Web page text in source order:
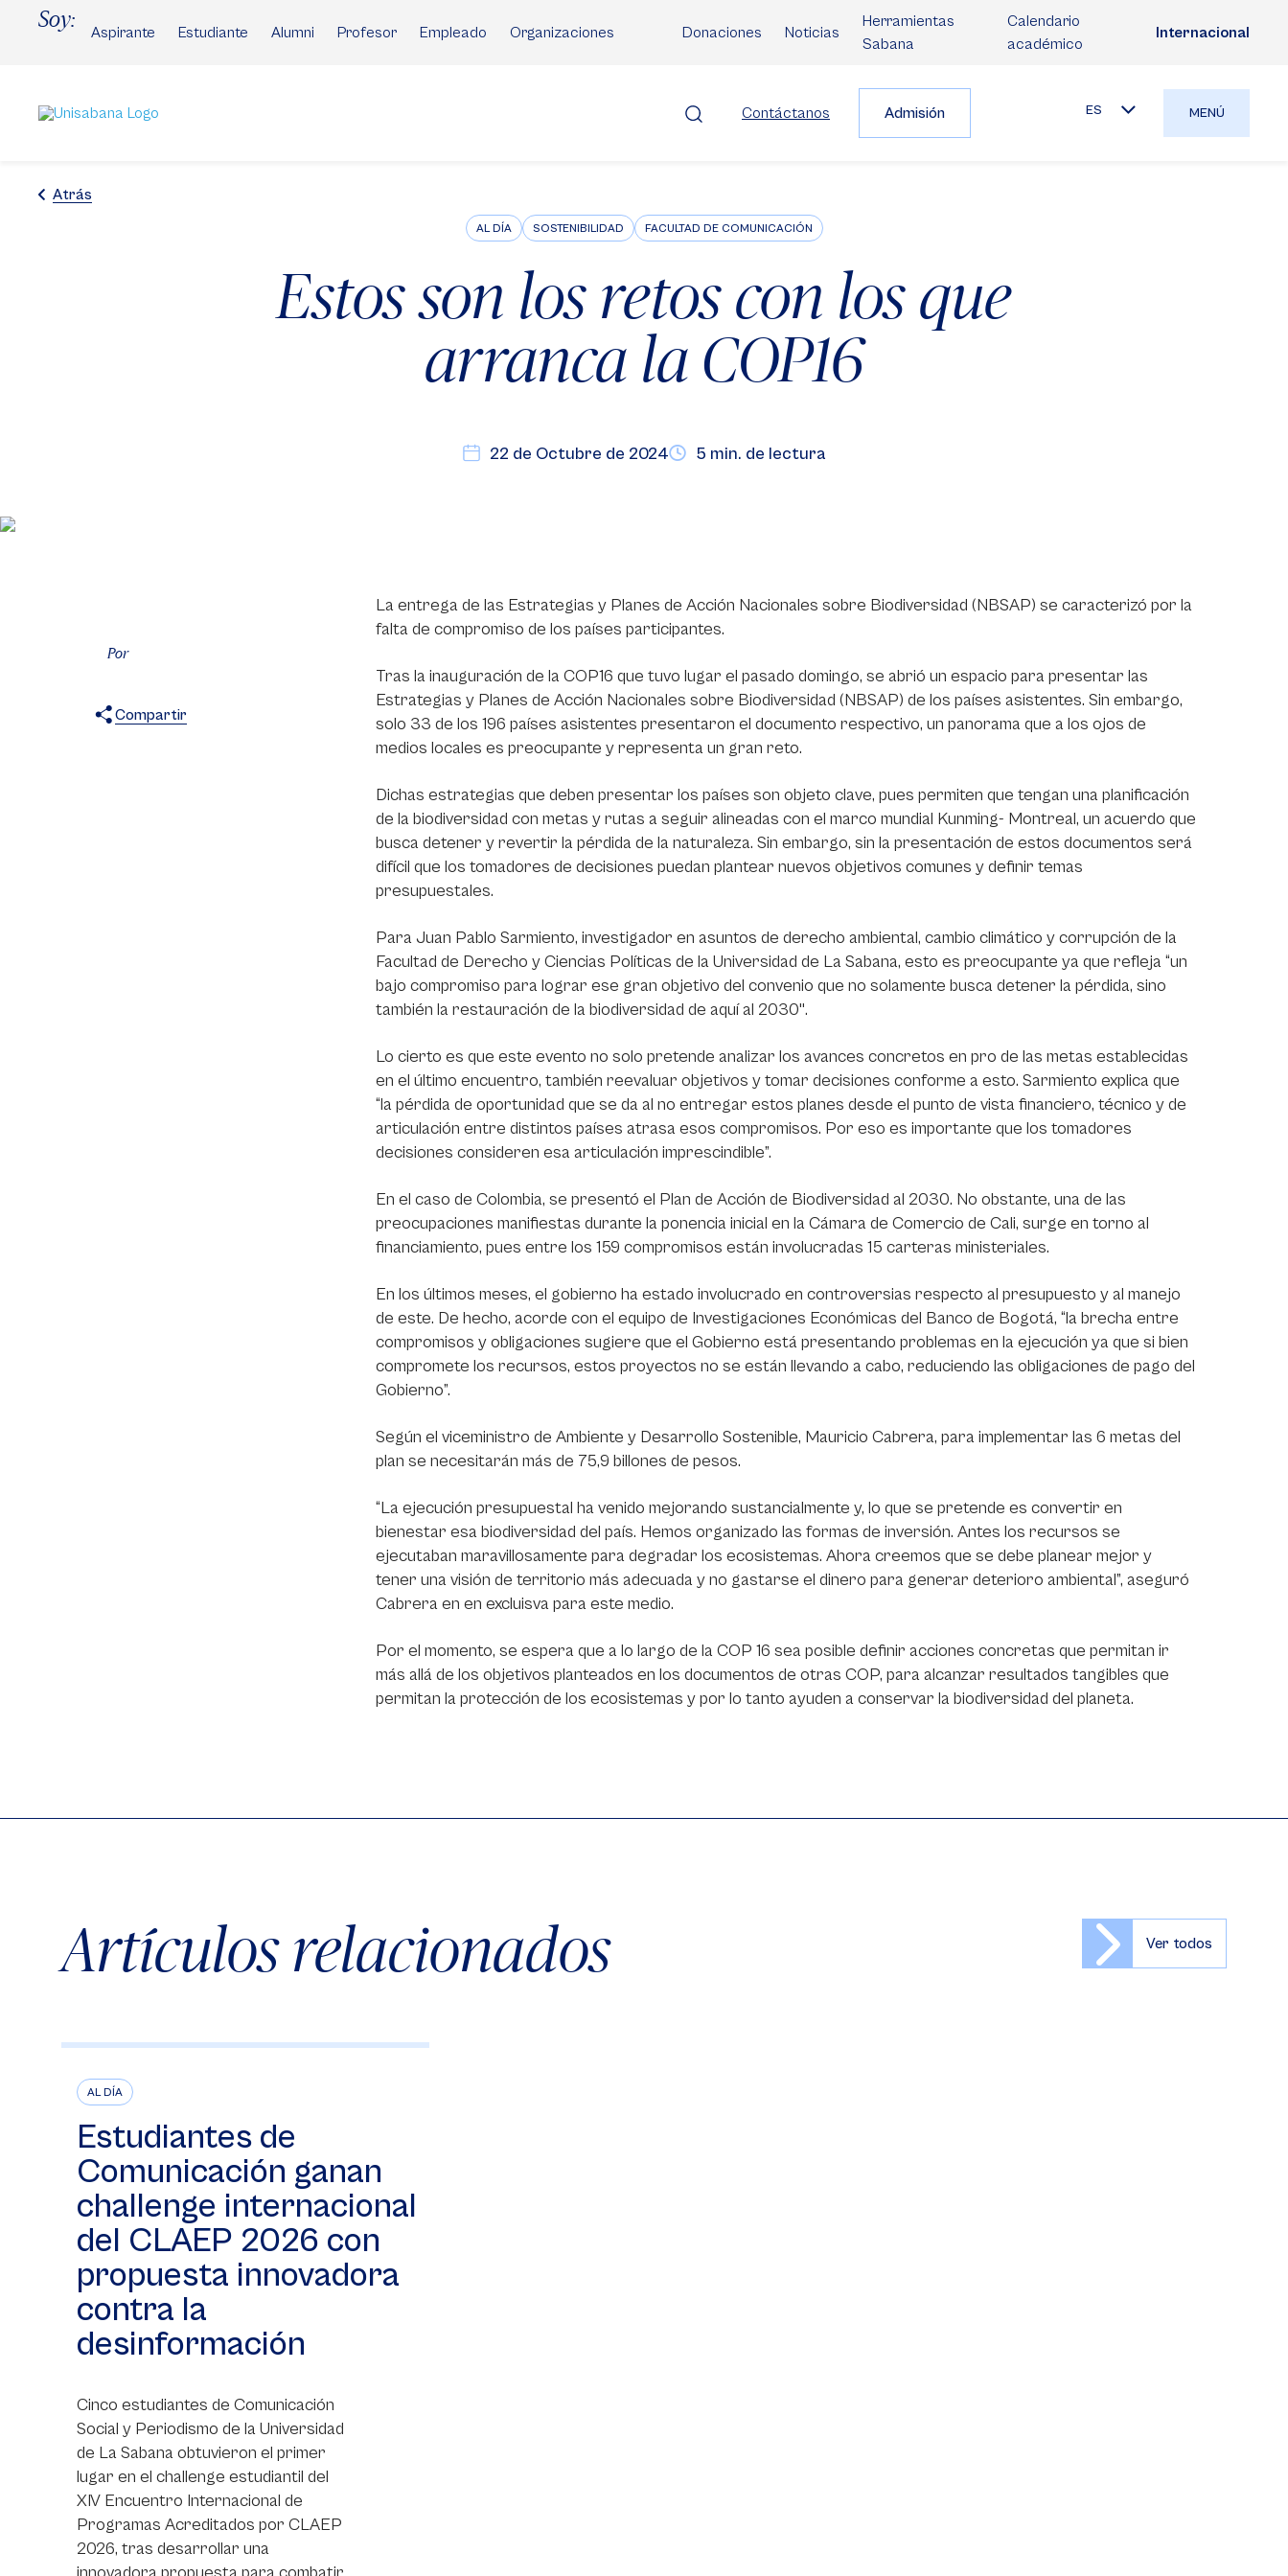
Soy:
Aspirante Estudiante Alumni Profesor Empleado Organizaciones Donaciones Noticias
Herramientas
Sabana
Calendario
académico
Internacional
Contáctanos Admisión ES MENÚ
Atrás
AL DÍA SOSTENIBILIDAD FACULTAD DE COMUNICACIÓN
Estos son los retos con los que
arranca la COP16
22 de Octubre de 2024 5 min. de lectura
Por
Compartir
La entrega de las Estrategias y Planes de Acción Nacionales sobre Biodiversidad (NBSAP) se caracterizó por la
falta de compromiso de los países participantes.
Tras la inauguración de la COP16 que tuvo lugar el pasado domingo, se abrió un espacio para presentar las
Estrategias y Planes de Acción Nacionales sobre Biodiversidad (NBSAP) de los países asistentes. Sin embargo,
solo 33 de los 196 países asistentes presentaron el documento respectivo, un panorama que a los ojos de
medios locales es preocupante y representa un gran reto.
Dichas estrategias que deben presentar los países son objeto clave, pues permiten que tengan una planificación
de la biodiversidad con metas y rutas a seguir alineadas con el marco mundial Kunming- Montreal, un acuerdo que
busca detener y revertir la pérdida de la naturaleza. Sin embargo, sin la presentación de estos documentos será
difícil que los tomadores de decisiones puedan plantear nuevos objetivos comunes y definir temas
presupuestales.
Para Juan Pablo Sarmiento, investigador en asuntos de derecho ambiental, cambio climático y corrupción de la
Facultad de Derecho y Ciencias Políticas de la Universidad de La Sabana, esto es preocupante ya que refleja “un
bajo compromiso para lograr ese gran objetivo del convenio que no solamente busca detener la pérdida, sino
también la restauración de la biodiversidad de aquí al 2030".
Lo cierto es que este evento no solo pretende analizar los avances concretos en pro de las metas establecidas
en el último encuentro, también reevaluar objetivos y tomar decisiones conforme a esto. Sarmiento explica que
“la pérdida de oportunidad que se da al no entregar estos planes desde el punto de vista financiero, técnico y de
articulación entre distintos países atrasa esos compromisos. Por eso es importante que los tomadores
decisiones consideren esa articulación imprescindible”.
En el caso de Colombia, se presentó el Plan de Acción de Biodiversidad al 2030. No obstante, una de las
preocupaciones manifiestas durante la ponencia inicial en la Cámara de Comercio de Cali, surge en torno al
financiamiento, pues entre los 159 compromisos están involucradas 15 carteras ministeriales.
En los últimos meses, el gobierno ha estado involucrado en controversias respecto al presupuesto y al manejo
de este. De hecho, acorde con el equipo de Investigaciones Económicas del Banco de Bogotá, “la brecha entre
compromisos y obligaciones sugiere que el Gobierno está presentando problemas en la ejecución ya que si bien
compromete los recursos, estos proyectos no se están llevando a cabo, reduciendo las obligaciones de pago del
Gobierno”.
Según el viceministro de Ambiente y Desarrollo Sostenible, Mauricio Cabrera, para implementar las 6 metas del
plan se necesitarán más de 75,9 billones de pesos.
“La ejecución presupuestal ha venido mejorando sustancialmente y, lo que se pretende es convertir en
bienestar esa biodiversidad del país. Hemos organizado las formas de inversión. Antes los recursos se
ejecutaban maravillosamente para degradar los ecosistemas. Ahora creemos que se debe planear mejor y
tener una visión de territorio más adecuada y no gastarse el dinero para generar deterioro ambiental”, aseguró
Cabrera en en excluisva para este medio.
Por el momento, se espera que a lo largo de la COP 16 sea posible definir acciones concretas que permitan ir
más allá de los objetivos planteados en los documentos de otras COP, para alcanzar resultados tangibles que
permitan la protección de los ecosistemas y por lo tanto ayuden a conservar la biodiversidad del planeta.
Artículos relacionados Ver todos
AL DÍA
Estudiantes de
Comunicación ganan
challenge internacional
del CLAEP 2026 con
propuesta innovadora
contra la
desinformación
Cinco estudiantes de Comunicación
Social y Periodismo de la Universidad
de La Sabana obtuvieron el primer
lugar en el challenge estudiantil del
XIV Encuentro Internacional de
Programas Acreditados por CLAEP
2026, tras desarrollar una